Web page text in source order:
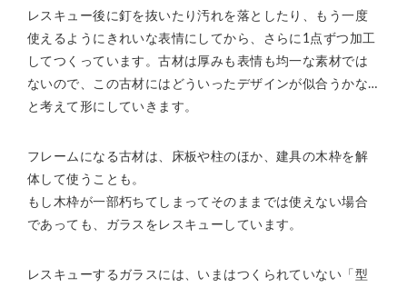
レスキュー後に釘を抜いたり汚れを落としたり、もう一度
使えるようにきれいな表情にしてから、さらに1点ずつ加工
してつくっています。古材は厚みも表情も均一な素材では
ないので、この古材にはどういったデザインが似合うかな…
と考えて形にしていきます。
フレームになる古材は、床板や柱のほか、建具の木枠を解
体して使うことも。
もし木枠が一部朽ちてしまってそのままでは使えない場合
であっても、ガラスをレスキューしています。
レスキューするガラスには、いまはつくられていない「型